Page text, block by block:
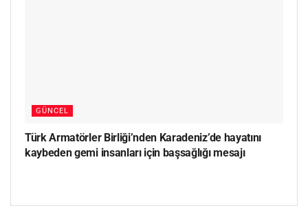
GÜNCEL
Türk Armatörler Birliği’nden Karadeniz’de hayatını
kaybeden gemi insanları için başsağlığı mesajı